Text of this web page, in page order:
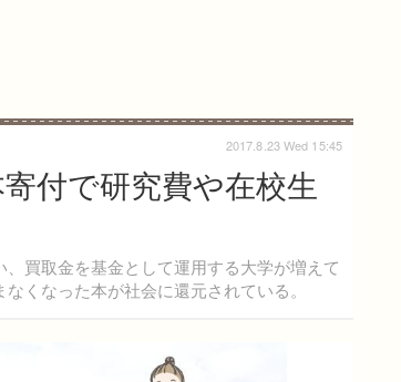
付で研究費や在校生
買取金を基金として運用する大学が増えて
くなった本が社会に還元されている。
2017.8.23 Wed 15:45